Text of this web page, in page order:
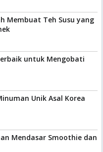
Membuat Teh Susu yang
untuk Mengobati
Unik Asal Korea
Mendasar Smoothie dan